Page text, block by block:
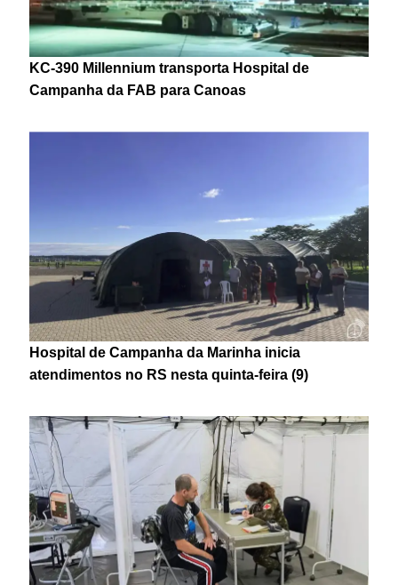
KC-390 Millennium transporta Hospital de
Campanha da FAB para Canoas
Hospital de Campanha da Marinha inicia
atendimentos no RS nesta quinta-feira (9)